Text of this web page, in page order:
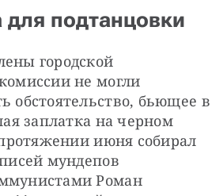
для подтанцовки
городской
не могли
обстоятельство, бьющее в
заплатка на черном
июня собирал
мундепов
Роман